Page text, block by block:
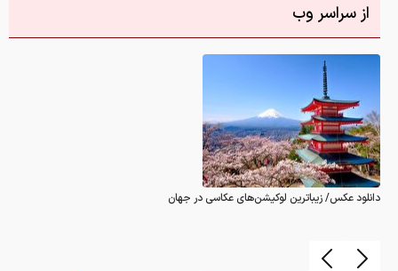
از سراسر وب
دانلود عکس/ زیباترین لوکیشن‌های عکاسی در جهان